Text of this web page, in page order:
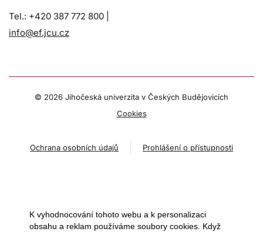
Tel.: +420 387 772 800 |
info@ef.jcu.cz
© 2026 Jihočeská univerzita v Českých Budějovicích
Cookies
Ochrana osobních údajů Prohlášení o přístupnosti
K vyhodnocování tohoto webu a k personalizaci
obsahu a reklam používáme soubory cookies. Když